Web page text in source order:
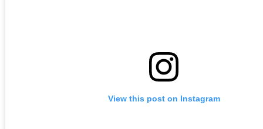
View this post on Instagram